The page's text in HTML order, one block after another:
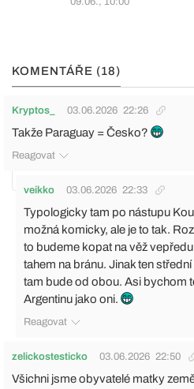
KOMENTÁŘE (18)
Kryptos_ 03.06.2026 22:26
Takže Paraguay = Česko?
Reagovat
veikko 03.06.2026 22:33
Typologicky tam po nástupu
možná komicky, ale je to tak.
to budeme kopat na věž
tahem na bránu. Jinak ten
tam bude od obou. Asi bychom
Argentinu jako oni.
Reagovat
zelickostesticko 03.06.2026 22:50
Všichni jsme obyvatelé matky